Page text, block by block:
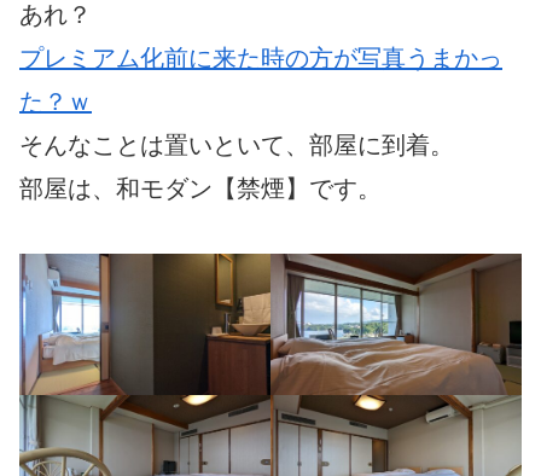
あれ？
プレミアム化前に来た時の方が写真うまかっ
た？ｗ
そんなことは置いといて、部屋に到着。
部屋は、和モダン【禁煙】です。